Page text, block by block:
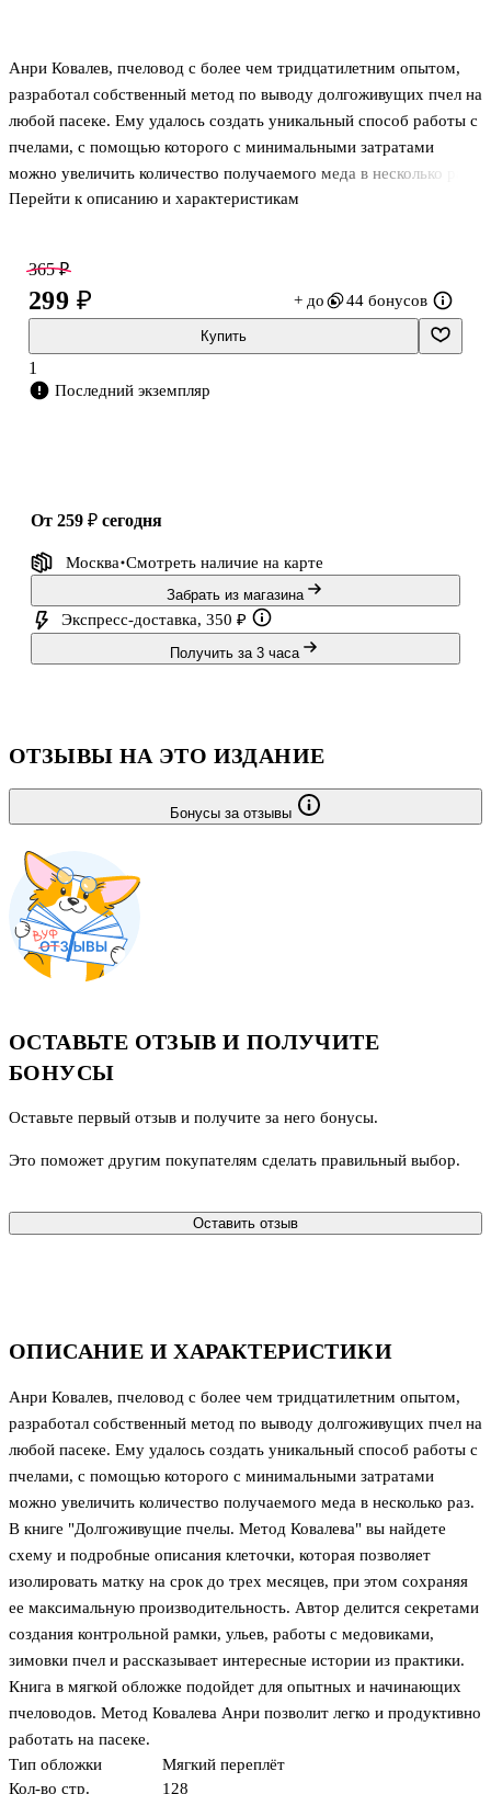
Анри Ковалев, пчеловод с более чем тридцатилетним опытом,
разработал собственный метод по выводу долгоживущих пчел на
любой пасеке. Ему удалось создать уникальный способ работы с
пчелами, с помощью которого с минимальными затратами
можно увеличить количество получаемого меда в несколько раз.
В книге "Долгоживущие пчелы. Метод Ковалева" вы найдете
ее максимальную производительность. Автор делится секретами
создания контрольной рамки, ульев, работы с медовиками,
зимовки пчел и рассказывает интересные истории из практики.
Книга в мягкой обложке подойдет для опытных и начинаю
Перейти к описанию и характеристикам
365 ₽
299 ₽ + до 44 бонусов
Купить
1
Последний экземпляр
от 259 ₽ сегодня
Москва Смотреть наличие на карте
Забрать из магазина
Экспресс-доставка, 350 ₽
Получить за 3 часа
ОПИСАНИЕ И ХАРАКТЕРИСТИКИ
Анри Ковалев, пчеловод с более чем тридцатилетним опытом,
разработал собственный метод по выводу долгоживущих пчел на
любой пасеке. Ему удалось создать уникальный способ работы с
пчелами, с помощью которого с минимальными затратами
можно увеличить количество получаемого меда в несколько раз.
В книге "Долгоживущие пчелы. Метод Ковалева" вы найдете
схему и подробные описания клеточки, которая позволяет
изолировать матку на срок до трех месяцев, при этом сохраняя
ее максимальную производительность. Автор делится секретами
создания контрольной рамки, ульев, работы с медовиками,
зимовки пчел и рассказывает интересные истории из практики.
Книга в мягкой обложке подойдет для опытных и начинающих
пчеловодов. Метод Ковалева Анри позволит легко и продуктивно
работать на пасеке.
Тип обложки
Мягкий переплёт
Кол-во стр.
128
ОТЗЫВЫ НА ЭТО ИЗДАНИЕ
Бонусы за отзывы
ОСТАВЬТЕ ОТЗЫВ И ПОЛУЧИТЕ
БОНУСЫ
Оставьте первый отзыв и получите за него бонусы.
Это поможет другим покупателям сделать правильный выбор.
Оставить отзыв